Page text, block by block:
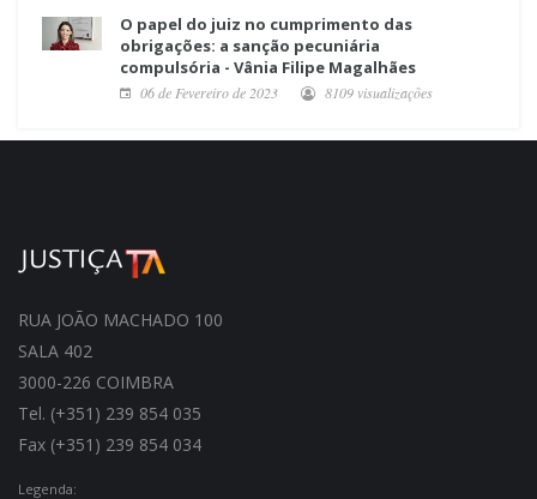
O papel do juiz no cumprimento das
obrigações: a sanção pecuniária
compulsória - Vânia Filipe Magalhães
06 de Fevereiro de 2023 8109 visualizações
RUA JOÃO MACHADO 100
SALA 402
3000-226 COIMBRA
Tel. (+351) 239 854 035
Fax (+351) 239 854 034
Legenda: